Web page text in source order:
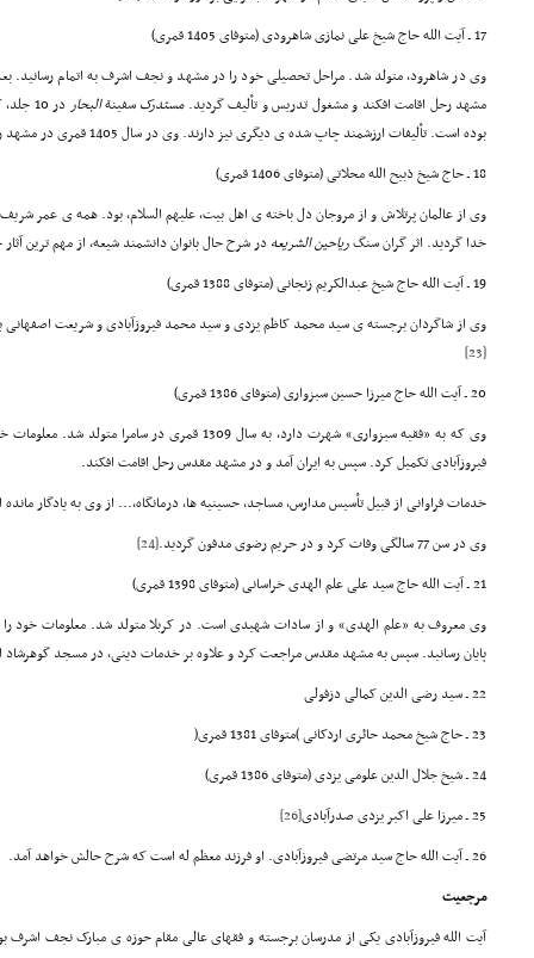
17 ـ آیت الله حاج شیخ علی نمازی شاهرودی (متوفای 1405 قمری)
وی در شاهرود، متولد شد. مراحل تحصیلی خود را در مشهد و نجف اشرف به اتمام رسانید.
مشهد رحل اقامت افکند و مشغول تدریس و تألیف گردید.مستدرکسفینةالبحار
بوده است. تألیفات ارزشمند چاپ شده ی دیگری نیز دارند. وی در سال 1405 قمری در مشهد رحلت کرد و در حریم رضوی به خاک رفت.
18 ـ حاج شیخ ذبیح الله محلاتی (متوفای 1406 قمری)
وی از عالمان پرتلاش و از مروجان دل باخته ی اهل بیت، علیهم السلام، بود. همه ی عمر
خدا گردید. اثر گران سنگریاحین الشریعه در شرح حال بانوان دانشمند شیعه، از مهم ترین
19 ـ آیت الله حاج شیخ عبدالکریم زنجانی (متوفای 1388 قمری)
وی از شاگردان برجسته ی سید محمد کاظم یزدی و سید محمد فیروزآبادی و شریعت اصفهانی
[23]
20 ـ آیت الله حاج میرزا حسین سبزواری (متوفای 1386 قمری)
وی که به «فقیه سبزواری» شهرت دارد، به سال 1309 قمری
فیروزآبادی تکمیل کرد. سپس به ایران آمد و در مشهد مقدس رحل اقامت افکند.
خدمات فراوانی از قبیل تأسیس مدارس، مساجد، حسینیه ها، درمانگاه،... از وی به یادگار
وی در سن 77 سالگی وفات کرد و در حریم رضوی مدفون گردید.
[24]
21 ـ آیت الله حاج سید علی علم الهدی خراسانی (متوفای 1398 قمری)
وی معروف به «علم الهدی» و از سادات شهیدی است. در کربلا متولد شد. معلومات خود
پایان رسانید. سپس به مشهد مقدس مراجعت کرد و علاوه بر خدمات دینی، در مسجد
22 ـ سید رضی الدین کمالی دزفولی
23 ـ حاج شیخ محمد حائری اردکانی )متوفای 1381 قمری(
24 ـ شیخ جلال الدین علومی یزدی (متوفای 1386 قمری)
25 ـ میرزا علی اکبر یزدی صدرآبادی
[26]
26 ـ آیت الله حاج سید مرتضی فیروزآبادی. او فرزند معظم له است که شرح حالش خواهد آمد.
مرجعیت
آیت الله فیروزآبادی یکی از مدرسان برجسته و فقهای عالی مقام حوزه ی مبارک نجف اشرف